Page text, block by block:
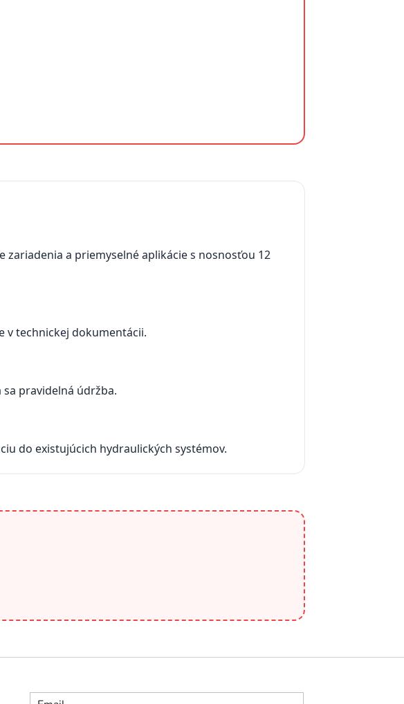
a priemyselné aplikácie s nosnosťou 12
v technickej dokumentácii.
pravidelná údržba.
do existujúcich hydraulických systémov.